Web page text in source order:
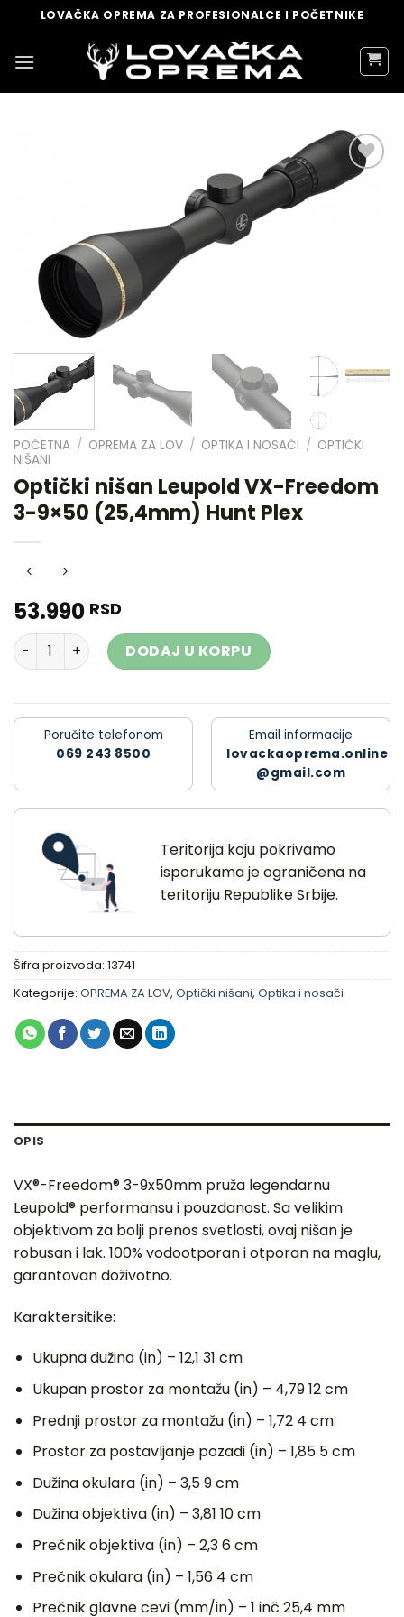
content
LOVAČKA OPREMA ZA PROFESIONALCE I POČETNIKE
POČETNA / OPREMA ZA LOV / OPTIKA I NOSAČI / OPTIČKI
NIŠANI
Optički nišan Leupold VX-Freedom
3-9×50 (25,4mm) Hunt Plex
53.990 RSD
Optički nišan Leupold VX-Freedom 3-9x50 (25,4mm)
DODAJ U KORPU
Poručite telefonom
069 243 8500
Email informacije
lovackaoprema.online
@gmail.com
Teritorija koju pokrivamo
isporukama je ograničena na
teritoriju Republike Srbije.
Šifra proizvoda: 13741
Kategorije: OPREMA ZA LOV, Optički nišani, Optika i nosači
OPIS
VX®-Freedom® 3-9x50mm pruža legendarnu
Leupold® performansu i pouzdanost. Sa velikim
objektivom za bolji prenos svetlosti, ovaj nišan je
robusan i lak. 100% vodootporan i otporan na maglu,
garantovan doživotno.
Karaktersitike:
Ukupna dužina (in) – 12,1 31 cm
Ukupan prostor za montažu (in) – 4,79 12 cm
Prednji prostor za montažu (in) – 1,72 4 cm
Prostor za postavljanje pozadi (in) – 1,85 5 cm
Dužina okulara (in) – 3,5 9 cm
Dužina objektiva (in) – 3,81 10 cm
Prečnik objektiva (in) – 2,3 6 cm
Prečnik okulara (in) – 1,56 4 cm
Prečnik glavne cevi (mm/in) – 1 inč 25,4 mm